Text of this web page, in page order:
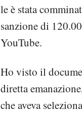
le è stata
sanzione di
YouTube.
Ho visto il
diretta
che aveva